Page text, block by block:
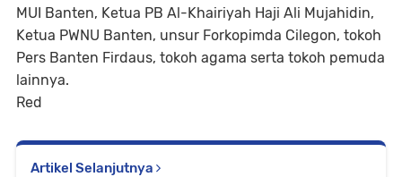
MUI Banten, Ketua PB Al-Khairiyah Haji Ali Mujahidin,
Ketua PWNU Banten, unsur Forkopimda Cilegon, tokoh
Pers Banten Firdaus, tokoh agama serta tokoh pemuda
lainnya.
Red
Artikel Selanjutnya